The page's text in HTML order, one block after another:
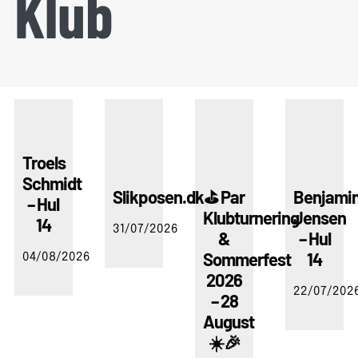
Troels
Schmidt
– Hul
14
04/08/2026
Slikposen.dk
31/07/2026
⛳ Par
Klubturnering
&
Sommerfest
2026
– 28
August
☀️🎉
Jensen
– Hul
14
22/07/